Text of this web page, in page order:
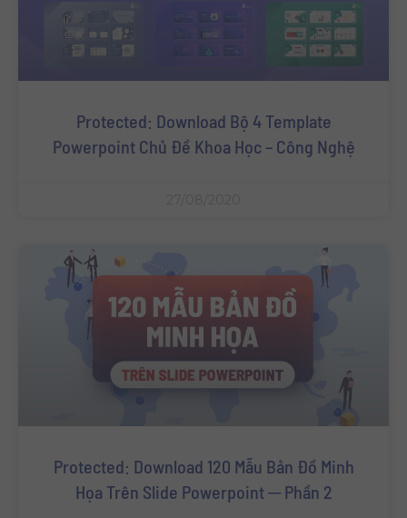
Protected: Download Bộ 4 Template
Powerpoint Chủ Đề Khoa Học – Công Nghệ
Protected: Download 120 Mẫu Bản Đồ Minh
Họa Trên Slide Powerpoint ─ Phần 2